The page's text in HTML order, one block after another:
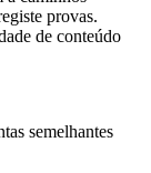
provas.
de conteúdo
semelhantes